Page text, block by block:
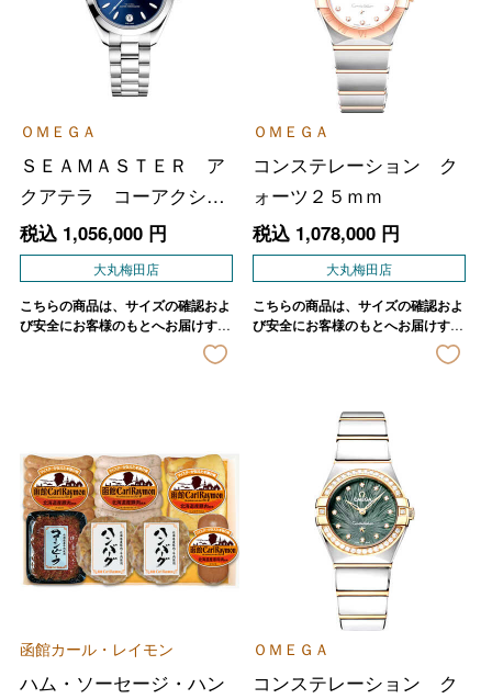
ＯＭＥＧＡ
ＳＥＡＭＡＳＴＥＲ ア
クアテラ コーアクシャ
ル マスタークロノメー
ター ３０ｍｍ
税込 1,056,000円
大丸梅田店
こちらの商品は、サイズの確認およ
び安全にお客様のもとへお届けする
ため、店舗よりご連絡させていただ
ＯＭＥＧＡ
コンステレーション ク
ォーツ２５ｍｍ
税込 1,078,000円
大丸梅田店
こちらの商品は、サイズの確認およ
び安全にお客様のもとへお届けする
ため、店舗よりご連絡させていただ
函館カール・レイモン
ハム・ソーセージ・ハン
ＯＭＥＧＡ
コンステレーション ク